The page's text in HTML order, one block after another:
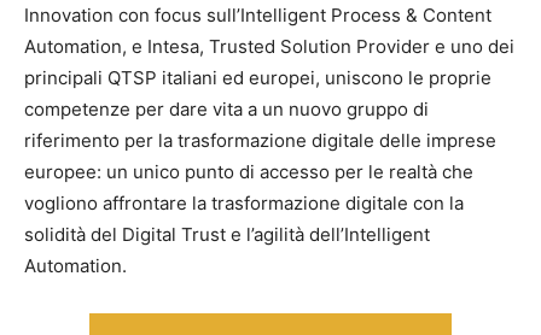
Innovation con focus sull’Intelligent Process & Content
Automation, e Intesa, Trusted Solution Provider e uno dei
principali QTSP italiani ed europei, uniscono le proprie
competenze per dare vita a un nuovo gruppo di
riferimento per la trasformazione digitale delle imprese
europee: un unico punto di accesso per le realtà che
vogliono affrontare la trasformazione digitale con la
solidità del Digital Trust e l’agilità dell’Intelligent
Automation.